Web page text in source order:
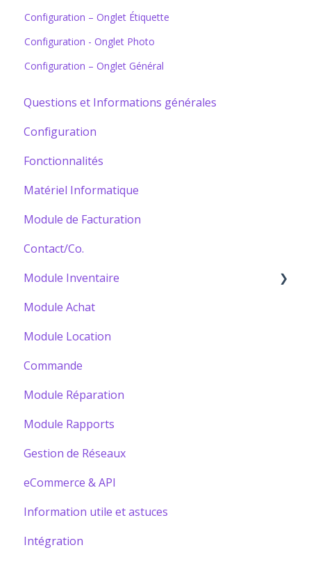
Configuration – Onglet Étiquette
Configuration - Onglet Photo
Configuration – Onglet Général
Questions et Informations générales
Configuration
Fonctionnalités
Matériel Informatique
Module de Facturation
Contact/Co.
Module Inventaire
Bâtir votre Catalogue
Module Achat
Module Location
Commande
Module Réparation
Module Rapports
Gestion de Réseaux
eCommerce & API
Information utile et astuces
Intégration